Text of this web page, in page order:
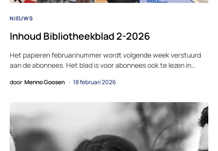
NIEUWS
Inhoud Bibliotheekblad 2-2026
Het papieren februarinummer wordt volgende week verstuurd
aan de abonnees. Het blad is voor abonnees ook te lezen in…
door Menno Goosen 18 februari 2026